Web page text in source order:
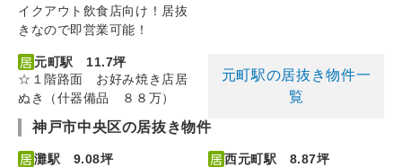
イクアウト飲食店向け！居抜
きなので即営業可能！
元町駅 11.7坪
☆１階路面 お好み焼き店居
ぬき（什器備品 ８８万）
元町駅の居抜き物件一
覧
神戸市中央区の居抜き物件
灘駅 9.08坪
西元町駅 8.87坪